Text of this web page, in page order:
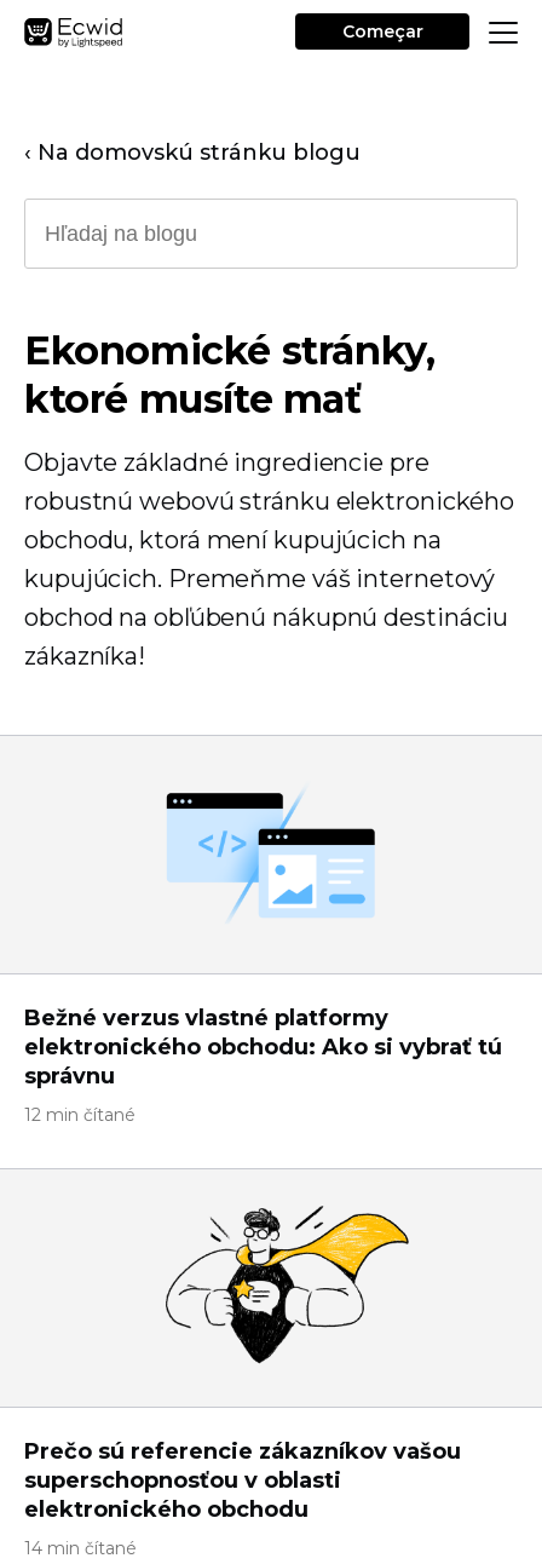
Começar
‹ Na domovskú stránku blogu
Ekonomické stránky,
ktoré musíte mať
Objavte základné ingrediencie pre
robustnú webovú stránku elektronického
obchodu, ktorá mení kupujúcich na
kupujúcich. Premeňme váš internetový
obchod na obľúbenú nákupnú destináciu
zákazníka!
Bežné verzus vlastné platformy
elektronického obchodu: Ako si vybrať tú
správnu
12 min čítané
Prečo sú referencie zákazníkov vašou
superschopnosťou v oblasti
elektronického obchodu
14 min čítané